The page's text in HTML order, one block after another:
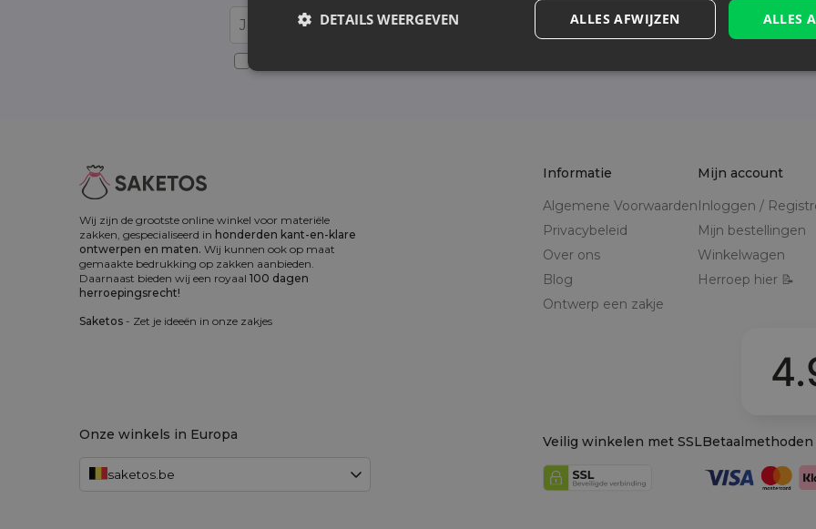
Wij zijn de grootste online winkel voor materiële
zakken, gespecialiseerd in honderden kant-en-klare
ontwerpen en maten. Wij kunnen ook op maat
gemaakte bedrukking op zakken aanbieden.
Daarnaast bieden wij een royaal 100 dagen
herroepingsrecht!
Saketos - Zet je ideeën in onze zakjes
Onze winkels in Europa
saketos.be
Informatie
Algemene Voorwaarden
Privacybeleid
Over ons
Blog
Ontwerp een zakje
Mijn account
Inloggen /
Mijn bestellingen
Winkelwagen
Herroep hier 📝
Veilig winkelen met SSLBetaalmethoden
ALLES
ALLES AFWIJZEN
DETAILS WEERGEVEN